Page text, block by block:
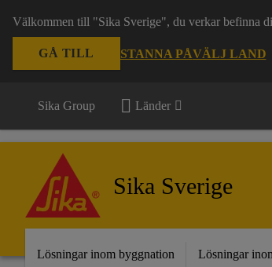
Välkommen till "Sika Sverige", du verkar befinna
GÅ TILL STANNA PÅVÄLJ LAND
Sika Group Länder
Sika Sverige
Lösningar inom byggnation Lösningar